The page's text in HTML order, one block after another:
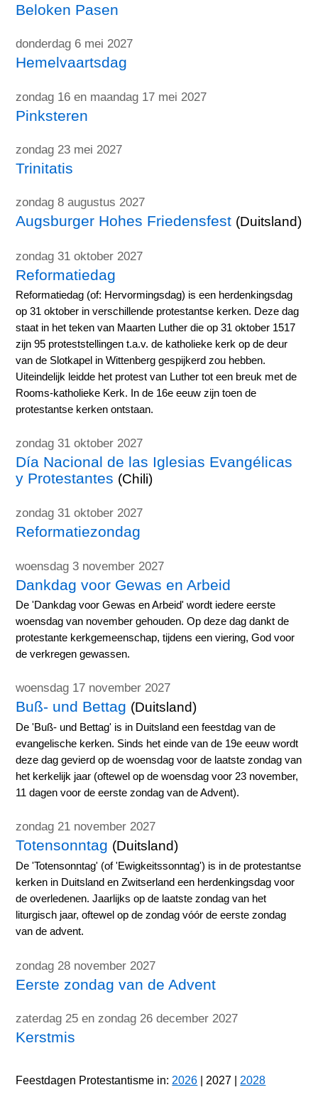
Beloken Pasen
donderdag 6 mei 2027
Hemelvaartsdag
zondag 16 en maandag 17 mei 2027
Pinksteren
zondag 23 mei 2027
Trinitatis
zondag 8 augustus 2027
Augsburger Hohes Friedensfest (Duitsland)
zondag 31 oktober 2027
Reformatiedag
Reformatiedag (of: Hervormingsdag) is een herdenkingsdag
op 31 oktober in verschillende protestantse kerken. Deze dag
staat in het teken van Maarten Luther die op 31 oktober 1517
zijn 95 proteststellingen t.a.v. de katholieke kerk op de deur
van de Slotkapel in Wittenberg gespijkerd zou hebben.
Uiteindelijk leidde het protest van Luther tot een breuk met de
Rooms-katholieke Kerk. In de 16e eeuw zijn toen de
protestantse kerken ontstaan.
zondag 31 oktober 2027
Día Nacional de las Iglesias Evangélicas
y Protestantes (Chili)
zondag 31 oktober 2027
Reformatiezondag
woensdag 3 november 2027
Dankdag voor Gewas en Arbeid
De 'Dankdag voor Gewas en Arbeid' wordt iedere eerste
woensdag van november gehouden. Op deze dag dankt de
protestante kerkgemeenschap, tijdens een viering, God voor
de verkregen gewassen.
woensdag 17 november 2027
Buß- und Bettag (Duitsland)
De 'Buß- und Bettag' is in Duitsland een feestdag van de
evangelische kerken. Sinds het einde van de 19e eeuw wordt
deze dag gevierd op de woensdag voor de laatste zondag van
het kerkelijk jaar (oftewel op de woensdag voor 23 november,
11 dagen voor de eerste zondag van de Advent).
zondag 21 november 2027
Totensonntag (Duitsland)
De 'Totensonntag' (of 'Ewigkeitssonntag') is in de protestantse
kerken in Duitsland en Zwitserland een herdenkingsdag voor
de overledenen. Jaarlijks op de laatste zondag van het
liturgisch jaar, oftewel op de zondag vóór de eerste zondag
van de advent.
zondag 28 november 2027
Eerste zondag van de Advent
zaterdag 25 en zondag 26 december 2027
Kerstmis
Feestdagen Protestantisme in: 2026 | 2027 | 2028